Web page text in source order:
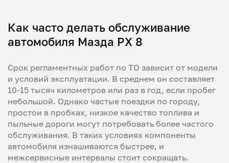
Как часто делать обслуживание
автомобиля Мазда РХ 8
Срок регламентных работ по ТО зависит от модели
и условий эксплуатации. В среднем он составляет
10-15 тысяч километров или раз в год, если пробег
небольшой. Однако частые поездки по городу,
простои в пробках, низкое качество топлива и
пыльные дороги могут потребовать более частого
обслуживания. В таких условиях компоненты
автомобиля изнашиваются быстрее, и
межсервисные интервалы стоит сокращать.